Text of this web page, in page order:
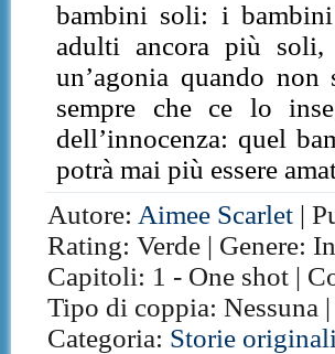
bambini soli: i
adulti ancora più
un’agonia quando
sempre che ce lo
dell’innocenza: quel
potrà mai più essere
Autore: Aimee Scarlet |
Rating: Verde | Genere:
Capitoli: 1 - One shot |
Tipo di coppia: Nessuna
Categoria: Storie originali